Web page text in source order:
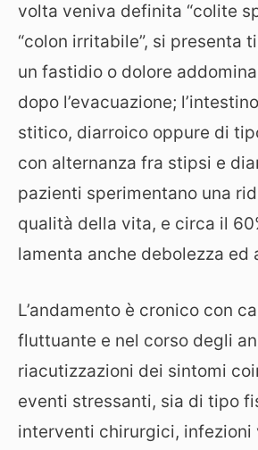
volta veniva definita “colite
“colon irritabile”, si presenta
un fastidio o dolore
dopo l’evacuazione;
stitico, diarroico oppure di
con alternanza fra stipsi e
pazienti sperimentano una
qualità della vita, e circa il
lamenta anche debolezza ed
L’andamento è cronico con
fluttuante e nel corso degli
riacutizzazioni dei sintomi
eventi stressanti, sia di tipo
interventi chirurgici, infezioni